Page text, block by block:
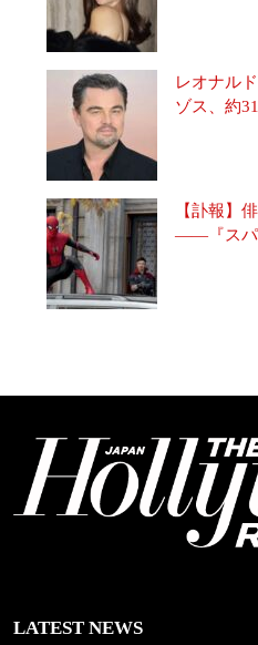
レオナル
ゾス、約
【訃報】
――『スパ
LATEST NEWS